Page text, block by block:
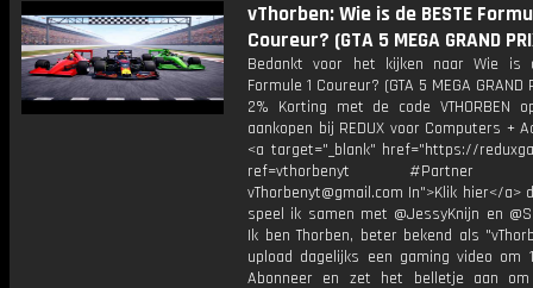
vThorben: Wie is de BESTE
Coureur? (GTA 5 MEGA GRAND
Bedankt voor het kijken naar Wie is
Formule 1 Coureur? (GTA 5 MEGA GRAND
2% Korting met de code VTHORBEN
aankopen bij REDUX voor Computers +
<a target="_blank" href="https://
ref=vthorbenyt #Partner
vThorbenyt@gmail.com In">Klik hier</a>
speel ik samen met @JessyKnijn en
Ik ben Thorben, beter bekend als
upload dagelijks een gaming video om
Abonneer en zet het belletje aan